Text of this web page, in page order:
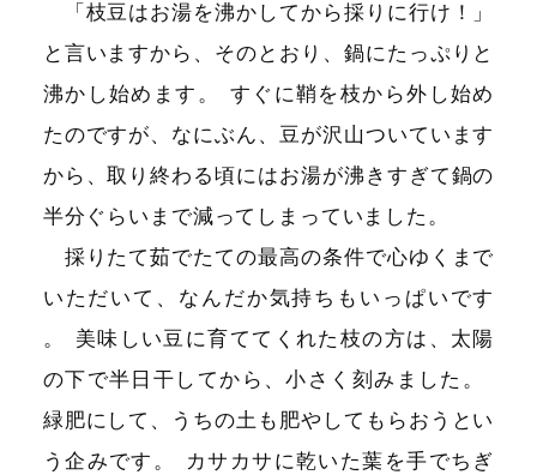
「枝豆はお湯を沸かしてから採りに行け！」
と言いますから、そのとおり、鍋にたっぷりと
沸かし始めます 。
すぐに鞘を枝から外し始め
たのですが、なにぶん、豆が沢山ついています
から、取り終わる頃にはお湯が沸きすぎて鍋の
半分ぐらいまで減ってしまっていました 。
採りたて茹でたての最高の条件で心ゆくまで
いただいて、なんだか気持ちもいっぱいです
。
美味しい豆に育ててくれた枝の方は、太陽
の下で半日干してから、小さく刻みました 。
緑肥にして、うちの土も肥やしてもらおうとい
う企みです 。
カサカサに乾いた葉を手でちぎ